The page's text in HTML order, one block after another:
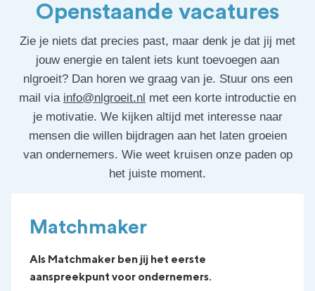
Openstaande vacatures
Zie je niets dat precies past, maar denk je dat jij met
jouw energie en talent iets kunt toevoegen aan
nlgroeit? Dan horen we graag van je. Stuur ons een
mail via info@nlgroeit.nl met een korte introductie en
je motivatie. We kijken altijd met interesse naar
mensen die willen bijdragen aan het laten groeien
van ondernemers. Wie weet kruisen onze paden op
het juiste moment.
Matchmaker
Als Matchmaker ben jij het eerste
aanspreekpunt voor ondernemers.